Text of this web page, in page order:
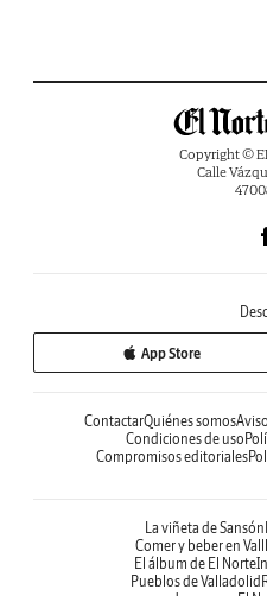
Copyright ©
Calle
App Store
ContactarQuiénes somos
Condiciones de uso
Compromisos editoriales
La viñeta de Sansón
Comer y beber en
El álbum de El Norte
Pueblos de Valladolid